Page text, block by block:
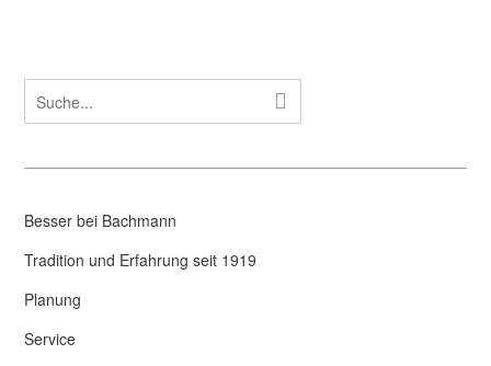
Besser bei Bachmann
Tradition und Erfahrung seit 1919
Planung
Service